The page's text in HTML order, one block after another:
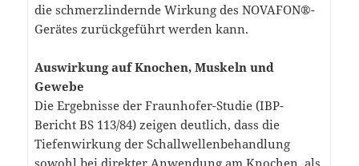
die schmerzlindernde Wirkung des NOVAFON®-
Gerätes zurückgeführt werden kann.
Auswirkung auf Knochen, Muskeln und
Gewebe
Die Ergebnisse der Fraunhofer-Studie (IBP-
Bericht BS 113/84) zeigen deutlich, dass die
Tiefenwirkung der Schallwellenbehandlung